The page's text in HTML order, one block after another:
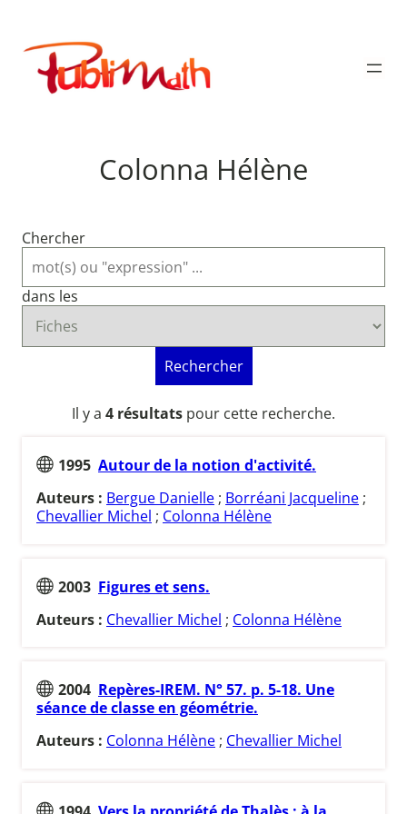
contenu
Publimath
Colonna Hélène
Chercher
dans les
Rechercher
Il y a 4 résultats pour cette recherche.
1995 Autour de la notion d'activité.
Auteurs : Bergue Danielle ; Borréani Jacqueline ;
Chevallier Michel ; Colonna Hélène
2003 Figures et sens.
Auteurs : Chevallier Michel ; Colonna Hélène
2004 Repères-IREM. N° 57. p. 5-18. Une
séance de classe en géométrie.
Auteurs : Colonna Hélène ; Chevallier Michel